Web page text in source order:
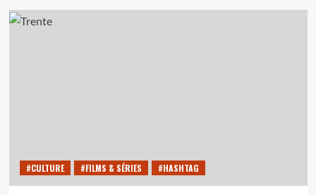
#CULTURE #FILMS & SÉRIES #HASHTAG